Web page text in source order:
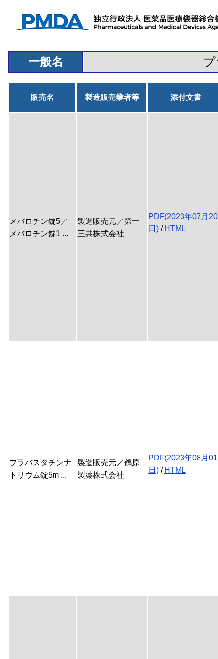
一般名
販売名 製造販売業者等 添付文書
メバロチン錠5／
メバロチン錠1 ...
製造販売元／第一
三共株式会社
PDF(2023年07月20
日) / HTML
プラバスタチンナ
トリウム錠5m ...
製造販売元／鶴原
製薬株式会社
PDF(2023年08月01
日) / HTML